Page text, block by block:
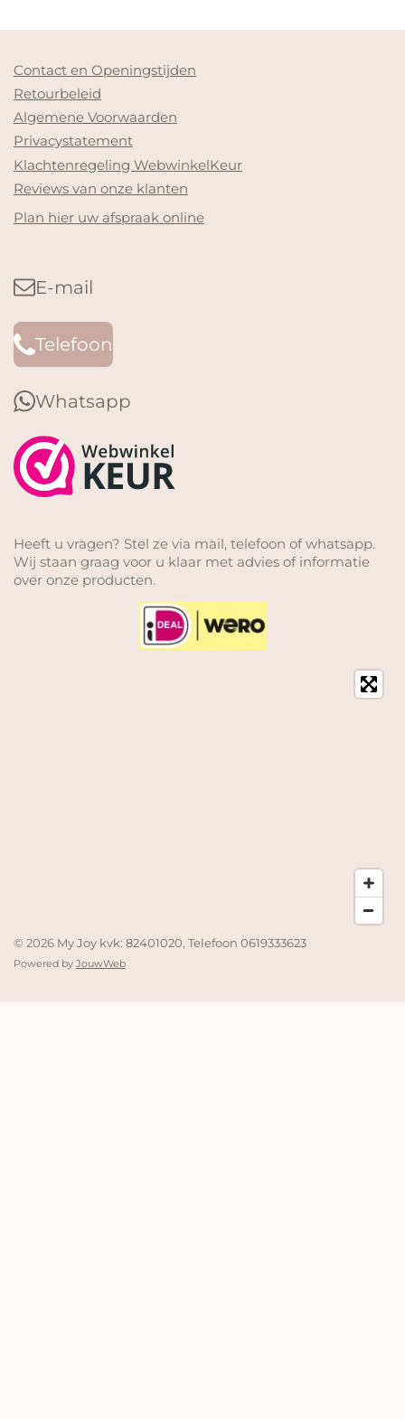
Contact en Openingstijden
Retourbeleid
Algemene Voorwaarden
Privacystatement
Klachtenregeling WebwinkelKeur
Reviews van onze klanten
Plan hier uw afspraak online
E-mail
Telefoon
Whatsapp
Heeft u vragen? Stel ze via mail, telefoon of whatsapp.
Wij staan graag voor u klaar met advies of informatie
over onze producten.
© 2026 My Joy kvk: 82401020, Telefoon 0619333623
Powered by JouwWeb